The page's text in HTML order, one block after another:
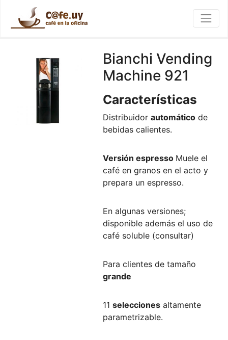
Bianchi Vending
Machine 921
Características
Distribuidor automáticode
bebidas calientes.
Versión espresso Muele el
café en granos en el acto y
prepara un espresso.
En algunas versiones;
disponible además el uso de
café soluble (consultar)
Para clientes de tamaño
grande
11 seleccionesaltamente
parametrizable.